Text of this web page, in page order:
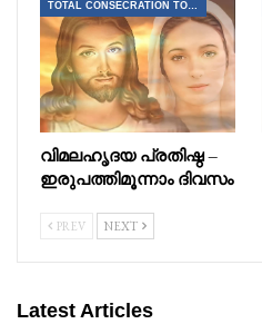
വിമലഹൃദയ പ്രതിഷ്ഠ –
ഇരുപത്തിമൂന്നാം ദിവസം
PREV NEXT
Latest Articles